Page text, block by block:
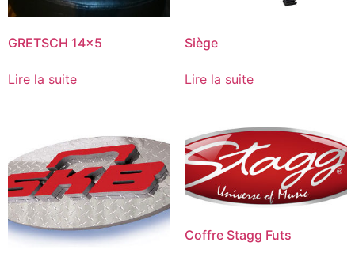
GRETSCH 14×5
Lire la suite
Siège
Lire la suite
Coffre Stagg Futs